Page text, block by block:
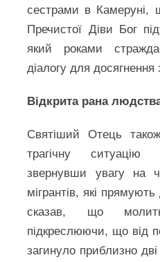
сестрами в Камеруні,
Пречистої Діви Бог
який роками
діалогу для
Відкрита рана
Святіший Отець
трагічну ситуацію
звернувши увагу на
мігрантів, які
сказав, що
підкреслюючи, що від
загинуло приблизно дві